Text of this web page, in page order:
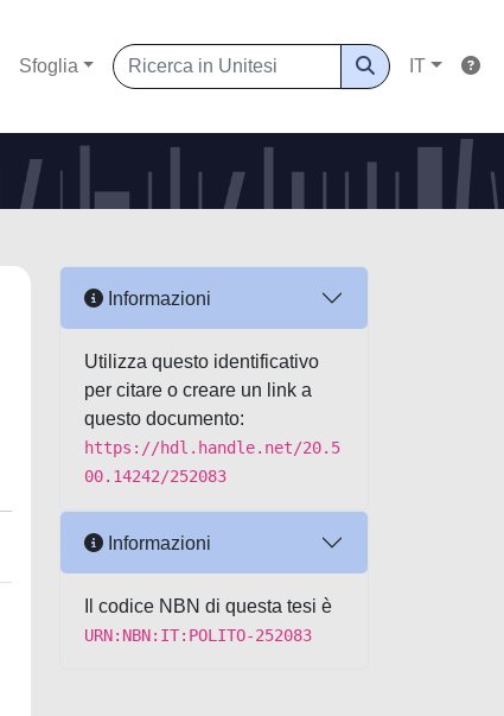
Sfoglia IT
Informazioni
Utilizza questo identificativo
per citare o creare un link a
questo documento:
https://hdl.handle.net/20.5
00.14242/252083
Informazioni
Il codice NBN di questa tesi è
URN:NBN:IT:POLITO-252083